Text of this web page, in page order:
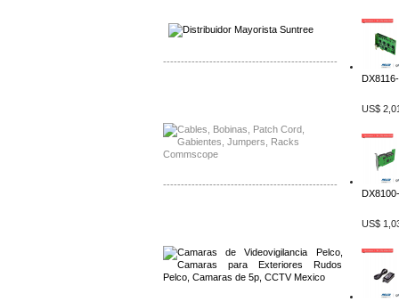
-------------------------------------------------
-------------------------------------------------
DX8116-
US$
DX8100-
US$